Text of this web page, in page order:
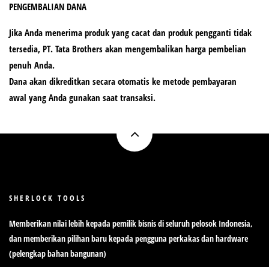
PENGEMBALIAN DANA
Jika Anda menerima produk yang cacat dan produk pengganti tidak
tersedia, PT. Tata Brothers akan mengembalikan harga pembelian
penuh Anda.
Dana akan dikreditkan secara otomatis ke metode pembayaran
awal yang Anda gunakan saat transaksi.
SHERLOCK TOOLS
Memberikan nilai lebih kepada pemilik bisnis di seluruh pelosok Indonesia,
dan memberikan pilihan baru kepada pengguna perkakas dan hardware
(pelengkap bahan bangunan)